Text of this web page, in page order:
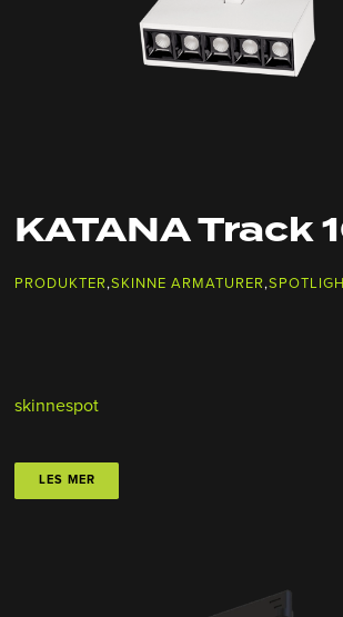
KATANA Track
PRODUKTER,SKINNE ARMATURER,
skinnespot
LES MER